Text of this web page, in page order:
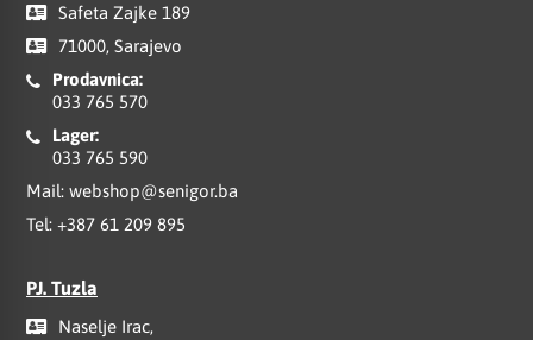
Safeta Zajke 189
71000, Sarajevo
Prodavnica:
033 765 570
Lager:
033 765 590
Mail: webshop@senigor.ba
Tel: +387 61 209 895
PJ. Tuzla
Naselje Irac,